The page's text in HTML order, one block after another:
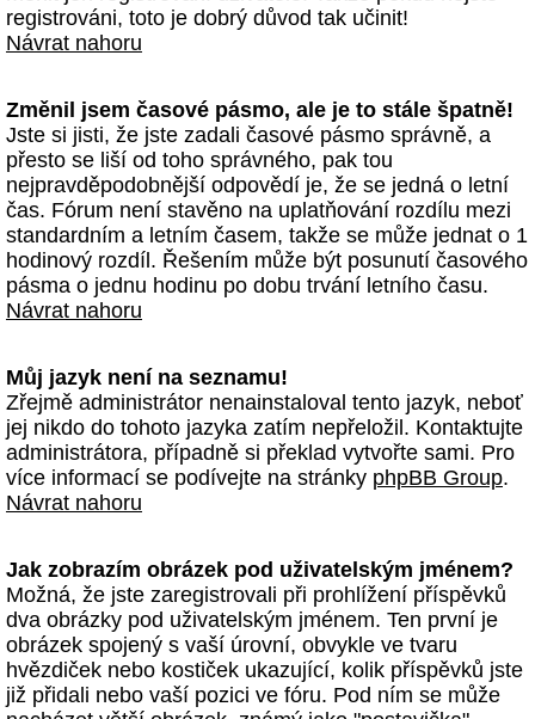
registrováni, toto je dobrý důvod tak učinit!
Návrat nahoru
Změnil jsem časové pásmo, ale je to stále špatně!
Jste si jisti, že jste zadali časové pásmo správně, a
přesto se liší od toho správného, pak tou
nejpravděpodobnější odpovědí je, že se jedná o letní
čas. Fórum není stavěno na uplatňování rozdílu mezi
standardním a letním časem, takže se může jednat o 1
hodinový rozdíl. Řešením může být posunutí časového
pásma o jednu hodinu po dobu trvání letního času.
Návrat nahoru
Můj jazyk není na seznamu!
Zřejmě administrátor nenainstaloval tento jazyk, neboť
jej nikdo do tohoto jazyka zatím nepřeložil. Kontaktujte
administrátora, případně si překlad vytvořte sami. Pro
více informací se podívejte na stránky phpBB Group.
Návrat nahoru
Jak zobrazím obrázek pod uživatelským jménem?
Možná, že jste zaregistrovali při prohlížení příspěvků
dva obrázky pod uživatelským jménem. Ten první je
obrázek spojený s vaší úrovní, obvykle ve tvaru
hvězdiček nebo kostiček ukazující, kolik příspěvků jste
již přidali nebo vaší pozici ve fóru. Pod ním se může